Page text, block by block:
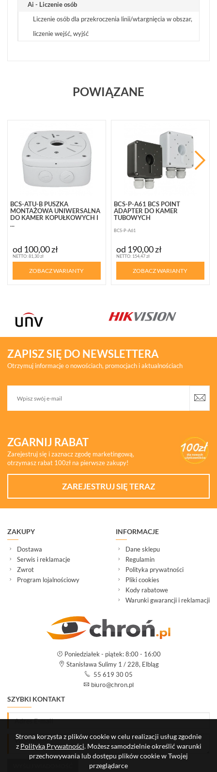
Ai - Liczenie osób
Liczenie osób dla przekroczenia linii/wtargnięcia w obszar,
liczenie wejść, wyjść
POWIĄZANE
BCS-ATU-B PUSZKA
MONTAŻOWA UNIWERSALNA
DO KAMER KOPUŁKOWYCH I
...
od 100,00 zł
NETTO: 81,30 zł
ZOBACZ WARIANTY
BCS-P-A61 BCS POINT
ADAPTER DO KAMER
TUBOWYCH
BCS-P-A61
od 190,00 zł
NETTO: 154,47 zł
ZOBACZ WARIANTY
ZAPISZ SIĘ DO NEWSLETTERA
Otrzymuj informacje o nowościach, promocjach i aktualnościach
ZGARNIJ RABAT
Zarejestruj się i zaznacz zgodę marketingową,
otrzymasz rabat 100zł na pierwsze zakupy!
ZAREJESTRUJ SIĘ TERAZ
ZAKUPY
Dostawa
Serwis i reklamacje
Zwrot
Program lojalnościowy
INFORMACJE
Dane sklepu
Regulamin
Polityka prywatności
Pliki cookies
Kody rabatowe
Warunki gwarancji i reklamacji
Poniedziałek - piątek: 8:00 - 16:00
Stanisława Sulimy 1 / 228, Elbląg
55 619 30 05
SZYBKI KONTAKT
Strona korzysta z plików cookie w celu realizacji usług zgodnie
z Polityką Prywatności. Możesz samodzielnie określić warunki
przechowywania lub dostępu plików cookie w Twojej
przeglądarce